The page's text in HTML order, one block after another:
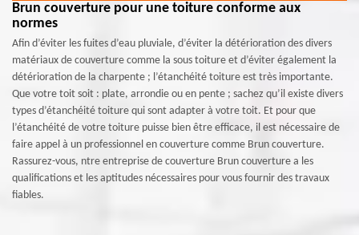
Brun couverture pour une toiture conforme aux
normes
Afin d’éviter les fuites d’eau pluviale, d’éviter la détérioration des divers
matériaux de couverture comme la sous toiture et d’éviter également la
détérioration de la charpente ; l’étanchéité toiture est très importante.
Que votre toit soit : plate, arrondie ou en pente ; sachez qu’il existe divers
types d’étanchéité toiture qui sont adapter à votre toit. Et pour que
l’étanchéité de votre toiture puisse bien être efficace, il est nécessaire de
faire appel à un professionnel en couverture comme Brun couverture.
Rassurez-vous, ntre entreprise de couverture Brun couverture a les
qualifications et les aptitudes nécessaires pour vous fournir des travaux
fiables.